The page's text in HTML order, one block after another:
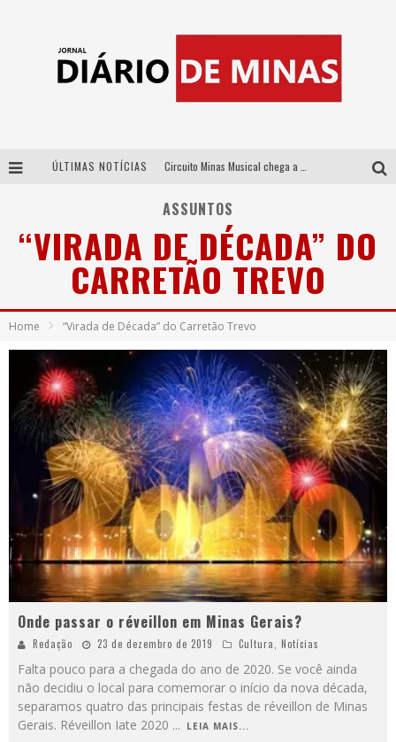
ÚLTIMAS NOTÍCIAS
No clima do Hexa: “Passinho do Brasil”, da DJ Danny Albuquerque, é a música que embala a torcida brasileira na Copa do Mundo 2026
Yan traz a turnê nacional do PagodYANdo para Belo Horizonte
ASSUNTOS
“VIRADA DE DÉCADA” DO
CARRETÃO TREVO
Home “Virada de Década” do Carretão Trevo
Onde passar o réveillon em Minas Gerais?
Redação 23 de dezembro de 2019 Cultura, Notícias
Falta pouco para a chegada do ano de 2020. Se você ainda
não decidiu o local para comemorar o início da nova década,
separamos quatro das principais festas de réveillon de Minas
Gerais. Réveillon Iate 2020 ... LEIA MAIS...